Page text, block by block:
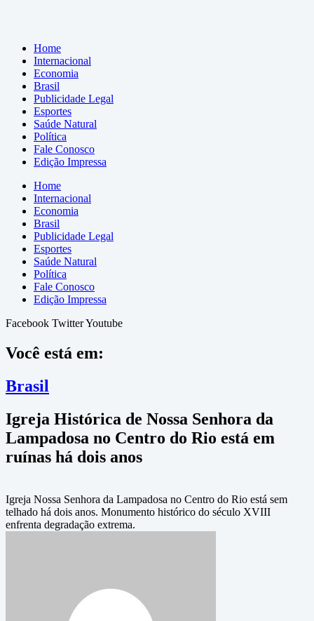
Home
Internacional
Economia
Brasil
Publicidade Legal
Esportes
Saúde Natural
Política
Fale Conosco
Edição Impressa
Home
Internacional
Economia
Brasil
Publicidade Legal
Esportes
Saúde Natural
Política
Fale Conosco
Edição Impressa
Facebook TwitterYoutube
Você está em:
Brasil
Igreja Histórica de Nossa Senhora da
Lampadosa no Centro do Rio está em
ruínas há dois anos
Igreja Nossa Senhora da Lampadosa no Centro do Rio está sem
telhado há dois anos. Monumento histórico do século XVIII
enfrenta degradação extrema.